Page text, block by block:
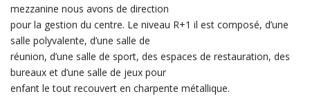
mezzanine nous avons de direction
pour la gestion du centre. Le niveau R+1 il est composé, d’une
salle polyvalente, d’une salle de
réunion, d’une salle de sport, des espaces de restauration, des
bureaux et d’une salle de jeux pour
enfant le tout recouvert en charpente métallique.